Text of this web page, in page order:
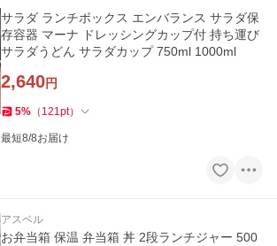
サラダ ランチボックス エンバランス サラダ保
存容器 マーナ ドレッシングカップ付 持ち運び
サラダうどん サラダカップ 750ml 1000ml
2,640円
5% （ 121pt）
最短8/8お届け
アスベル
お弁当箱 保温 弁当箱 丼 2段ランチジャー 500